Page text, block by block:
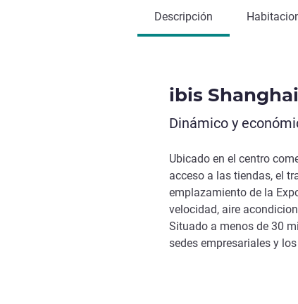
Descripción
ibis
Dinámico y
Ubicado en el centro
acceso a las tiendas, el
emplazamiento de la
velocidad, aire
Situado a menos de 30
sedes empresariales y